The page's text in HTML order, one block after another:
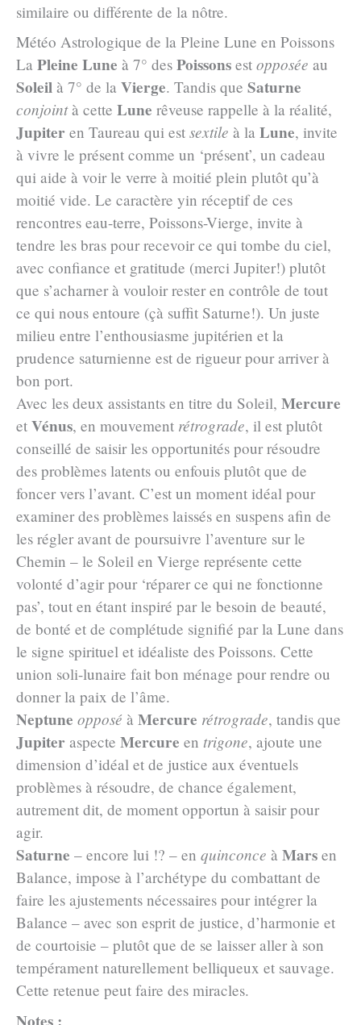
similaire ou différente de la nôtre.
Météo Astrologique de la Pleine Lune en Poissons
La Pleine Lune à 7° des Poissons est opposée au
Soleil à 7° de la Vierge. Tandis que Saturne
conjointà cette Lune rêveuse rappelle à la réalité,
Jupiter en Taureau qui est sextile à la Lune, invite
à vivre le présent comme un ‘présent’, un cadeau
qui aide à voir le verre à moitié plein plutôt qu’à
moitié vide. Le caractère yin réceptif de ces
rencontres eau-terre, Poissons-Vierge, invite à
tendre les bras pour recevoir ce qui tombe du ciel,
avec confiance et gratitude (merci Jupiter!) plutôt
que s’acharner à vouloir rester en contrôle de tout
ce qui nous entoure (çà suffit Saturne!). Un juste
milieu entre l’enthousiasme jupitérien et la
prudence saturnienne est de rigueur pour arriver à
bon port.
Avec les deux assistants en titre du Soleil, Mercure
et Vénus, en mouvement rétrograde, il est plutôt
conseillé de saisir les opportunités pour résoudre
des problèmes latents ou enfouis plutôt que de
foncer vers l’avant. C’est un moment idéal pour
examiner des problèmes laissés en suspens afin de
les régler avant de poursuivre l’aventure sur le
Chemin – le Soleil en Vierge représente cette
volonté d’agir pour ‘réparer ce qui ne fonctionne
pas’, tout en étant inspiré par le besoin de beauté,
de bonté et de complétude signifié par la Lune dans
le signe spirituel et idéaliste des Poissons. Cette
union soli-lunaire fait bon ménage pour rendre ou
donner la paix de l’âme.
Neptune opposé à Mercure rétrograde, tandis que
Jupiter aspecte Mercure en trigone, ajoute une
dimension d’idéal et de justice aux éventuels
problèmes à résoudre, de chance également,
autrement dit, de moment opportun à saisir pour
agir.
Saturne – encore lui !? – en quinconce à Mars en
Balance, impose à l’archétype du combattant de
faire les ajustements nécessaires pour intégrer la
Balance – avec son esprit de justice, d’harmonie et
de courtoisie – plutôt que de se laisser aller à son
tempérament naturellement belliqueux et sauvage.
Cette retenue peut faire des miracles.